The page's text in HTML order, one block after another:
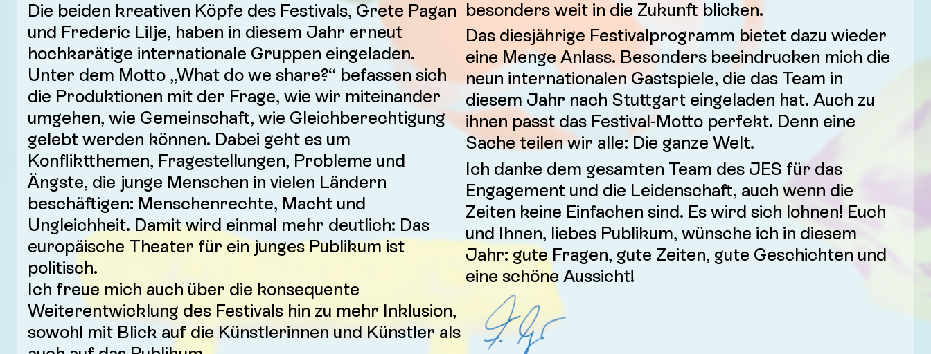
Die beiden kreativen Köpfe des Festivals, Grete Pagan
und Frederic Lilje, haben in diesem Jahr erneut
hochkarätige internationale Gruppen eingeladen.
Unter dem Motto „What do we share?“ befassen sich
die Produktionen mit der Frage, wie wir miteinander
umgehen, wie Gemeinschaft, wie Gleichberechtigung
gelebt werden können. Dabei geht es um
Konfliktthemen, Fragestellungen, Probleme und
Ängste, die junge Menschen in vielen Ländern
beschäftigen: Menschenrechte, Macht und
Ungleichheit. Damit wird einmal mehr deutlich: Das
europäische Theater für ein junges Publikum ist
politisch.
Ich freue mich auch über die konsequente
Weiterentwicklung des Festivals hin zu mehr Inklusion,
sowohl mit Blick auf die Künstlerinnen und Künstler als
besonders weit in die Zukunft blicken.
Das diesjährige Festivalprogramm bietet dazu wieder
eine Menge Anlass. Besonders beeindrucken mich die
neun internationalen Gastspiele, die das Team in
diesem Jahr nach Stuttgart eingeladen hat. Auch zu
ihnen passt das Festival-Motto perfekt. Denn eine
Sache teilen wir alle: Die ganze Welt.
Ich danke dem gesamten Team des JES für das
Engagement und die Leidenschaft, auch wenn die
Zeiten keine Einfachen sind. Es wird sich lohnen! Euch
und Ihnen, liebes Publikum, wünsche ich in diesem
Jahr: gute Fragen, gute Zeiten, gute Geschichten und
eine schöne Aussicht!